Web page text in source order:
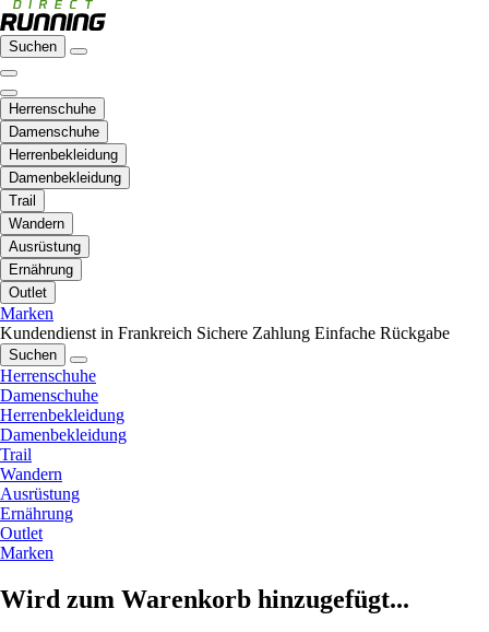
Suchen
Herrenschuhe
Damenschuhe
Herrenbekleidung
Damenbekleidung
Trail
Wandern
Ausrüstung
Ernährung
Outlet
Marken
Kundendienst in Frankreich Sichere Zahlung Einfache Rückgabe
Suchen
Herrenschuhe
Damenschuhe
Herrenbekleidung
Damenbekleidung
Trail
Wandern
Ausrüstung
Ernährung
Outlet
Marken
Wird zum Warenkorb hinzugefügt...